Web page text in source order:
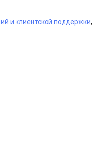
автоматизация выпуска
и клиентской поддержки,